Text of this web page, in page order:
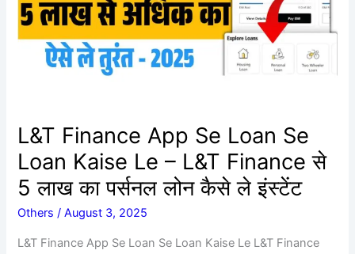
L&T Finance App Se Loan Se
Loan Kaise Le – L&T Finance से
5 लाख का पर्सनल लोन कैसे ले इंस्टेंट
Others /August 3, 2025
L&T Finance App Se Loan Se Loan Kaise Le L&T Finance
Kaise
Le
5
लाख
का
पर्सनल
लोन
ले